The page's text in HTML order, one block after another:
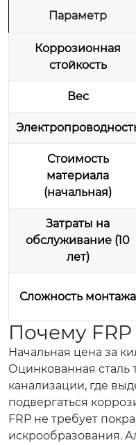
Параметр
Коррозионная
стойкость
Вес
Стоимость
материала
(начальная)
Затраты на
обслуживание (10
лет)
Сложность монтажа
Почему
Начальная цена за
Оцинкованная
канализации, где
подвергаться
FRP не требует
искрообразования.